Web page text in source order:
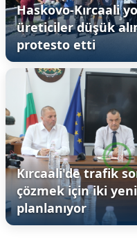
Haskovo-Kırcaali
üreticiler düşük
protesto etti
Kırcaali'de trafik
çözmek için iki
planlanıyor